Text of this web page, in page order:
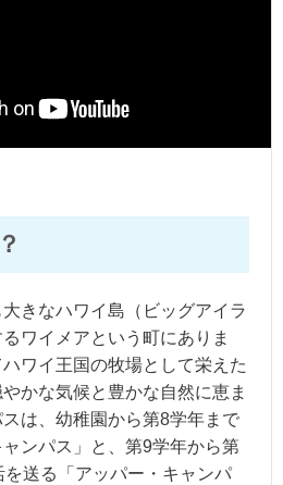
きなハワイ島（ビッグアイラ
ワイメアという町にありま
ワイ王国の牧場として栄えた
かな気候と豊かな自然に恵ま
は、幼稚園から第8学年まで
ンパス」と、第9学年から第
送る「アッパー・キャンパ